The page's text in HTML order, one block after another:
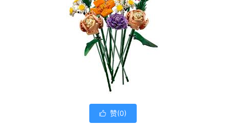
 赞(0)